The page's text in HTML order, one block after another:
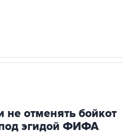
отменять бойкот
эгидой ФИФА